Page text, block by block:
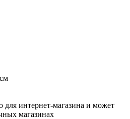
для интернет-магазина и может
магазинах